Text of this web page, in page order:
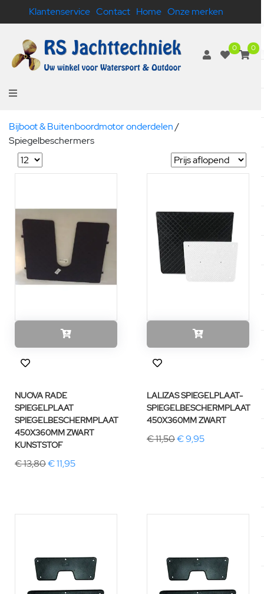
Klantenservice Contact Home Onze merken
0 0
Bijboot & Buitenboordmotor onderdelen/
Spiegelbeschermers
NUOVA RADE
SPIEGELPLAAT
SPIEGELBESCHERMPLAAT
450X360MM ZWART
KUNSTSTOF
€ 13,80€ 11,95
LALIZAS SPIEGELPLAAT-
SPIEGELBESCHERMPLAAT
450X360MM ZWART
€ 11,50€ 9,95